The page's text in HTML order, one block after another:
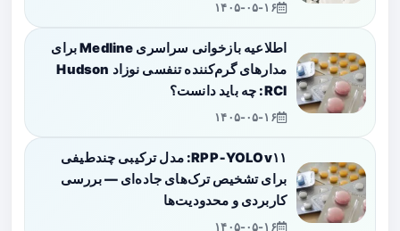
۱۴۰۵-۰۵-۱۶
اطلاعیه بازخوانی سراسری Medline برای
مدارهای گرم‌کننده تنفسی نوزاد Hudson
RCI: چه باید دانست؟
۱۴۰۵-۰۵-۱۶
RPP‑YOLOv۱۱: مدل ترکیبی چندطیفی
برای تشخیص ترک‌های جاده‌ای — بررسی
کاربردی و محدودیت‌ها
۱۴۰۵-۰۵-۱۶